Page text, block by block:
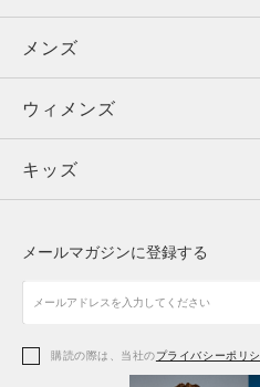
メンズ
ウィメンズ
キッズ
アクセサリー
メンズ
トップス
ボトムス
アクセサリー
ウィメンズ
トップス
シューズ
アクセサリー
キッズ
シューズ
メールマガジンに登録する
購読の際は、当社のプライバシーポリ